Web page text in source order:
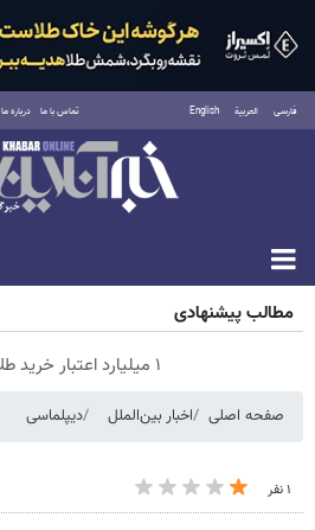
فارسی العربية English تماس با ما درباره ما
جمعه ۱۶ مرداد ۱۴۰۵
مطالب پیشنهادی
۱ میلیارد اعتبار خرید طلا | بدون ضامن و چک
صفحه اصلی اخبار بین‌الملل دیپلماسی
۱ نفر